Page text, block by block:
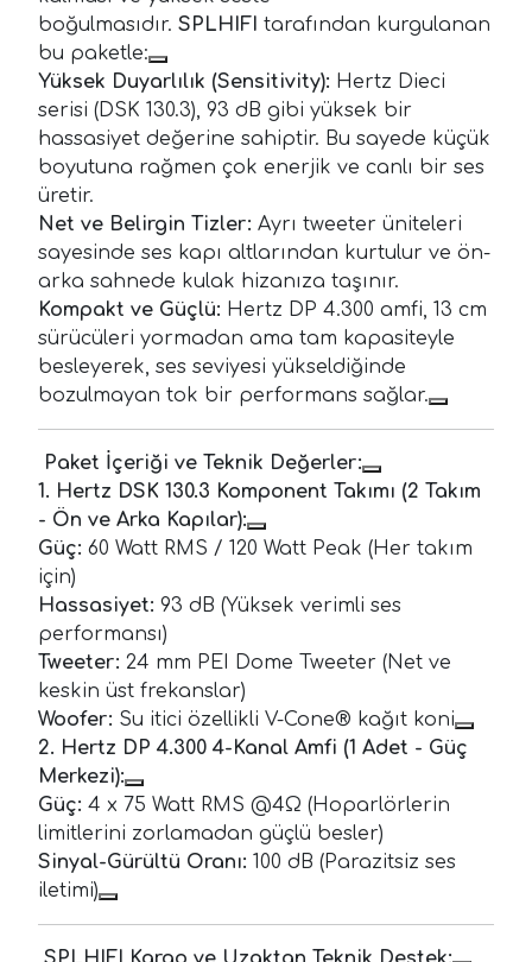
boğulmasıdır. SPLHIFI tarafından kurgulanan
bu paketle:
Yüksek Duyarlılık (Sensitivity): Hertz Dieci
serisi (DSK 130.3), 93 dB gibi yüksek bir
hassasiyet değerine sahiptir. Bu sayede küçük
boyutuna rağmen çok enerjik ve canlı bir ses
üretir.
Net ve Belirgin Tizler: Ayrı tweeter üniteleri
sayesinde ses kapı altlarından kurtulur ve ön-
arka sahnede kulak hizanıza taşınır.
Kompakt ve Güçlü: Hertz DP 4.300 amfi, 13 cm
sürücüleri yormadan ama tam kapasiteyle
besleyerek, ses seviyesi yükseldiğinde
bozulmayan tok bir performans sağlar.
Paket İçeriği ve Teknik Değerler:
1. Hertz DSK 130.3 Komponent Takımı (2 Takım
- Ön ve Arka Kapılar):
Güç: 60 Watt RMS / 120 Watt Peak (Her takım
için)
Hassasiyet: 93 dB (Yüksek verimli ses
performansı)
Tweeter: 24 mm PEI Dome Tweeter (Net ve
keskin üst frekanslar)
Woofer: Su itici özellikli V-Cone® kağıt koni
2. Hertz DP 4.300 4-Kanal Amfi (1 Adet - Güç
Merkezi):
Güç: 4 x 75 Watt RMS @4Ω (Hoparlörlerin
limitlerini zorlamadan güçlü besler)
Sinyal-Gürültü Oranı: 100 dB (Parazitsiz ses
iletimi)